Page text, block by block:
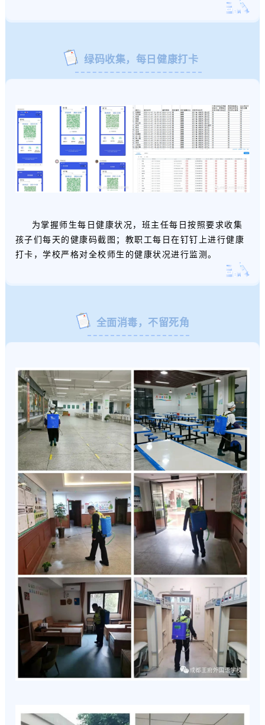
绿码收集，每日健康打卡
为掌握师生每日健康状况，班主任每日按照要求收集
孩子们每天的健康码截图；教职工每日在钉钉上进行健康
打卡，学校严格对全校师生的健康状况进行监测。
全面消毒，不留死角